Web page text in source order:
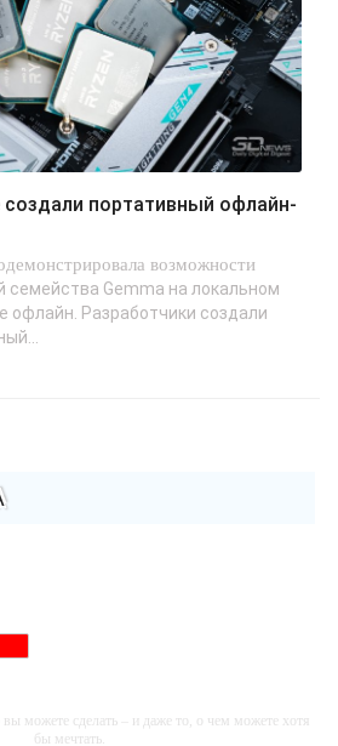
возможности
семейства Gemma на локальном
офлайн. Разработчики создали
вы можете сделать – и даже то, о чем можете хотя
бы мечтать.